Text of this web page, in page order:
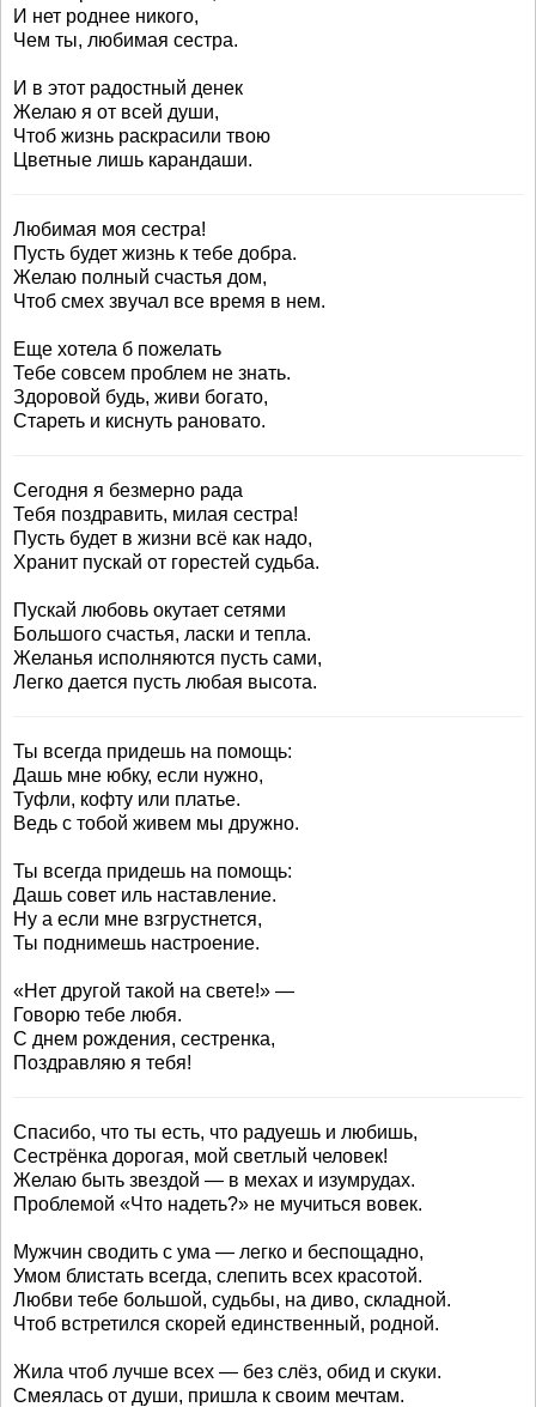
И нет роднее никого,
Чем ты, любимая сестра.
И в этот радостный денек
Желаю я от всей души,
Чтоб жизнь раскрасили твою
Цветные лишь карандаши.
Любимая моя сестра!
Пусть будет жизнь к тебе добра.
Желаю полный счастья дом,
Чтоб смех звучал все время в нем.
Еще хотела б пожелать
Тебе совсем проблем не знать.
Здоровой будь, живи богато,
Стареть и киснуть рановато.
Сегодня я безмерно рада
Тебя поздравить, милая сестра!
Пусть будет в жизни всё как надо,
Хранит пускай от горестей судьба.
Пускай любовь окутает сетями
Большого счастья, ласки и тепла.
Желанья исполняются пусть сами,
Легко дается пусть любая высота.
Ты всегда придешь на помощь:
Дашь мне юбку, если нужно,
Туфли, кофту или платье.
Ведь с тобой живем мы дружно.
Ты всегда придешь на помощь:
Дашь совет иль наставление.
Ну а если мне взгрустнется,
Ты поднимешь настроение.
«Нет другой такой на свете!» —
Говорю тебе любя.
С днем рождения, сестренка,
Поздравляю я тебя!
Спасибо, что ты есть, что радуешь и любишь,
Сестрёнка дорогая, мой светлый человек!
Желаю быть звездой — в мехах и изумрудах.
Проблемой «Что надеть?» не мучиться вовек.
Мужчин сводить с ума — легко и беспощадно,
Умом блистать всегда, слепить всех красотой.
Любви тебе большой, судьбы, на диво, складной.
Чтоб встретился скорей единственный, родной.
Жила чтоб лучше всех — без слёз, обид и скуки.
Смеялась от души, пришла к своим мечтам.